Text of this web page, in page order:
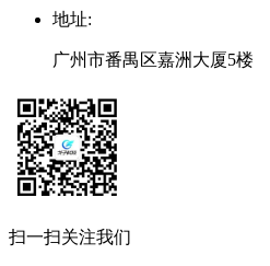
地址:
广州市番禺区嘉洲大厦5楼
扫一扫关注我们